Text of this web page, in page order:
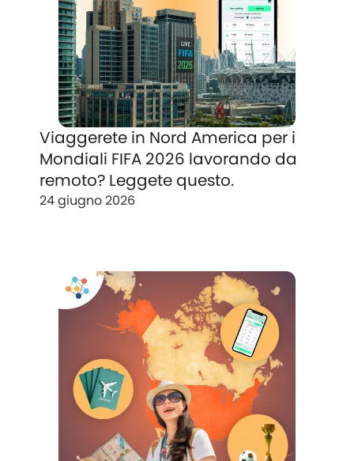
Viaggerete in Nord America per i
Mondiali FIFA 2026 lavorando da
remoto? Leggete questo.
24 giugno 2026